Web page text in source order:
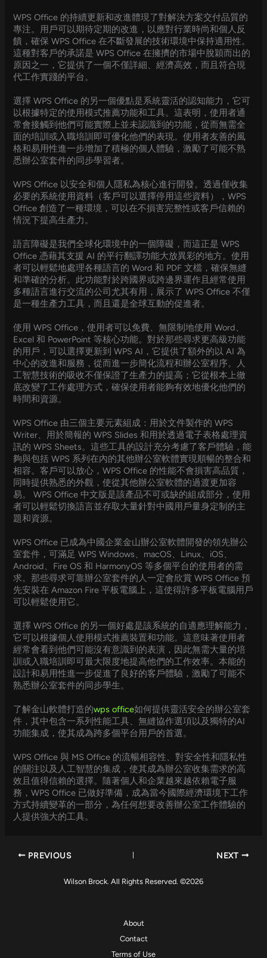
WPS Office 的持續更新和改進體現了對解決方案交付品質的
專注。用戶可以期待定期的改進，以應對行業時尚和個人反
饋，確保 WPS Office 在不斷發展的技術環境中保持適用性。
這種對客戶的承諾是 WPS Office 在擁擠的市場中脫穎而出的
原因之一，它提供了一個不僅詳細、經濟高效，而且符合現
代工作實踐的平台。
選擇 WPS Office 的另一個優點是系統靈活的認知能力，它可
以根據特定的使用模式推薦功能和工具。這表明，使用者通
常會接觸到他們可能實際上並未認識到的功能，從而無需全
面的培訓或入職培訓即可優化他們的表現。使用者友善的風
格和易用性進一步增加了積極的個人體驗，激勵了可能不熟
悉辦公室套件的同步學習者。
WPS Office 以安全和個人隱私為核心進行開發。透過僅收集
必要的系統使用資料（客戶可以選擇停用這些資料），WPS
Office 創造了一種環境，可以在不損害完整性或客戶信賴的
情況下提高生產力。
語言障礙是我們全球化環境中的一個障礙，而這正是 WPS
Office 憑藉其支援 AI 的平行翻譯功能大放異彩的地方。使用
者可以輕鬆地處理各種語言的 Word 和 PDF 文檔，確保無縫
和準確的分析。此功能對於跨國界或跨邊界運作且經常使用
多種語言進行交流的公司尤其有用，展示了 WPS Office 不僅
是一種生產力工具，而且還是全球互動的促進者。
使用 WPS Office，使用者可以免費、無限制地使用 Word、
Excel 和 PowerPoint 等核心功能。對於那些尋求更高級功能
的用戶，可以選擇更新到 WPS AI，它提供了額外的以 AI 為
中心的改進和服務，從而進一步簡化流程和辦公室程序。人
工智慧技術的吸收不僅保證了生產力的提高；它從根本上徹
底改變了工作處理方式，確保使用者能夠有效地優化他們的
時間和資源。
WPS Office 由三個主要元素組成：用於文件製作的 WPS
Writer、用於簡報的 WPS Slides 和用於透過電子表格處理資
訊的 WPS Sheets。這些工具的設計充分考慮了客戶體驗，能
夠與包括 WPS 系列在內的其他辦公室軟體實現順暢的整合和
相容。客戶可以放心，WPS Office 的性能不會損害高品質，
同時提供熟悉的外觀，使從其他辦公室軟體的過渡更加容
易。 WPS Office 中文版是該產品不可或缺的組成部分，使用
者可以輕鬆切換語言並存取大量針對中國用戶量身定制的主
題和資源。
WPS Office 已成為中國企業金山辦公室軟體開發的領先辦公
室套件，可滿足 WPS Windows、macOS、Linux、iOS、
Android、Fire OS 和 HarmonyOS 等多個平台的使用者的需
求。那些尋求可靠辦公室套件的人一定會欣賞 WPS Office 預
先安裝在 Amazon Fire 平板電腦上，這使得許多平板電腦用戶
可以輕鬆使用它。
選擇 WPS Office 的另一個好處是該系統的自適應理解能力，
它可以根據個人使用模式推薦裝置和功能。這意味著使用者
經常會看到他們可能沒有意識到的表演，因此無需大量的培
訓或入職培訓即可最大限度地提高他們的工作效率。本能的
設計和易用性進一步促進了良好的客戶體驗，激勵了可能不
熟悉辦公室套件的同步學生。
了解金山軟體打造的wps office如何提供靈活安全的辦公室套
件，其中包含一系列性能工具、無縫協作選項以及獨特的AI
功能集成，使其成為跨多個平台用戶的首選。
WPS Office 與 MS Office 的流暢相容性、對安全性和隱私性
的關注以及人工智慧的集成，使其成為辦公室收集需求的高
效且值得信賴的選擇。隨著個人和企業越來越依賴電子服
務，WPS Office 已做好準備，成為當今國際經濟環境下工作
方式持續變革的一部分，為任何想要改善辦公室工作體驗的
人提供強大的工具。
PREVIOUS NEXT
Wilson Brock. All Rights Reserved. ©2026
About
Contact
Terms of Use